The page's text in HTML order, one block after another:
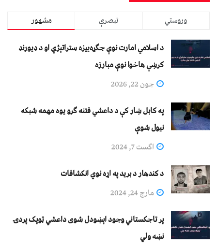
مشهور تبصرې
وروستي
د اسلامي امارت نوې جګړه‌ییزه ستراتېژي او د ډیورنډ
کرښې هاخوا نوې مبارزه
جون 22, 2026
په کابل ښار کې د داعشي فتنه ګرو يوه مهمه شبکه
نيول شوې
اگست 7, 2024
د کندهار د برید په اړه نوي انکشافات
مارچ 24, 2024
پر تاجکستاني وجود اېښودل شوی داعشي ټوپک پردۍ
نښه ولي